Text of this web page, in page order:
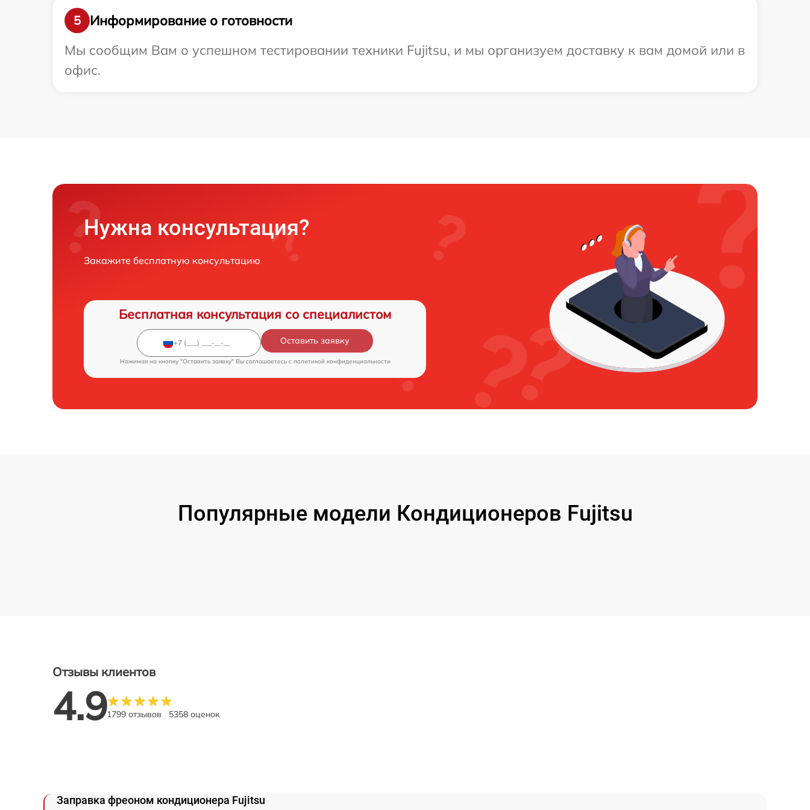
5
Информирование о готовности
Мы сообщим Вам о успешном тестировании техники Fujitsu, и мы организуем доставку к вам домой или в
офис.
Нужна консультация?
Закажите бесплатную консультацию
Бесплатная консультация со специалистом
Оставить заявку
Нажимая на кнопку "Оставить заявку" Вы соглашаетесь c политикой конфиденциальности
Популярные модели Кондиционеров Fujitsu
Отзывы клиентов
4.91799 отзывов 5358 оценок
Заправка фреоном кондиционера Fujitsu